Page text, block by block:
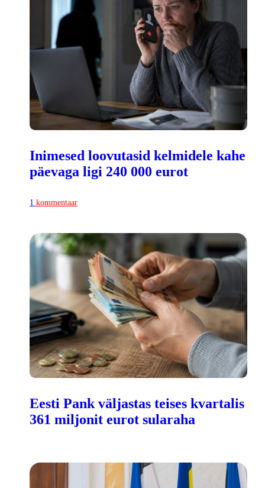
Inimesed loovutasid kelmidele kahe
päevaga ligi 240 000 eurot
1 kommentaar
Eesti Pank väljastas teises kvartalis
361 miljonit eurot sularaha